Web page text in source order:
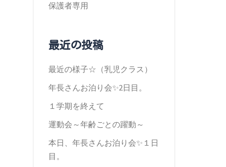
保護者専用
最近の投稿
最近の様子☆（乳児クラス）
年長さんお泊り会✨2日目。
１学期を終えて
運動会～年齢ごとの躍動～
本日、年長さんお泊り会✨１日
目。